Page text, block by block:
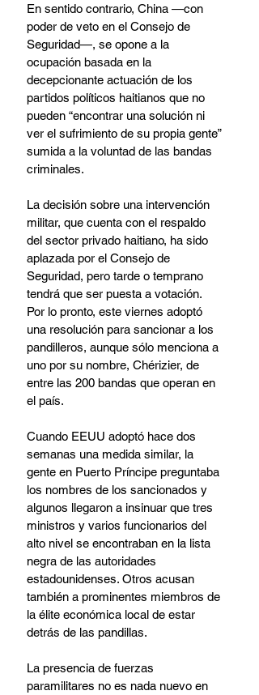
En sentido contrario, China —con
poder de veto en el Consejo de
Seguridad—, se opone a la
ocupación basada en la
decepcionante actuación de los
partidos políticos haitianos que no
pueden “encontrar una solución ni
ver el sufrimiento de su propia gente”
sumida a la voluntad de las bandas
criminales.
La decisión sobre una intervención
militar, que cuenta con el respaldo
del sector privado haitiano, ha sido
aplazada por el Consejo de
Seguridad, pero tarde o temprano
tendrá que ser puesta a votación.
Por lo pronto, este viernes adoptó
una resolución para sancionar a los
pandilleros, aunque sólo menciona a
uno por su nombre, Chérizier, de
entre las 200 bandas que operan en
el país.
Cuando EEUU adoptó hace dos
semanas una medida similar, la
gente en Puerto Príncipe preguntaba
los nombres de los sancionados y
algunos llegaron a insinuar que tres
ministros y varios funcionarios del
alto nivel se encontraban en la lista
negra de las autoridades
estadounidenses. Otros acusan
también a prominentes miembros de
la élite económica local de estar
detrás de las pandillas.
La presencia de fuerzas
paramilitares no es nada nuevo en